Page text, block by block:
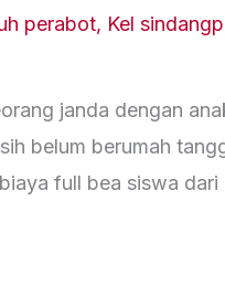
perabot, Kel
janda dengan
belum berumah
full bea siswa